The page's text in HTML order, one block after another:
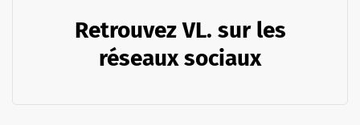
Retrouvez VL. sur les
réseaux sociaux